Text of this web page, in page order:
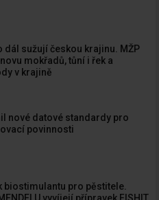
dál sužují českou krajinu. MŽP
mokřadů, tůní i řek a
v krajině
nové datové standardy pro
povinnosti
biostimulantu pro pěstitele.
nejdůležitější